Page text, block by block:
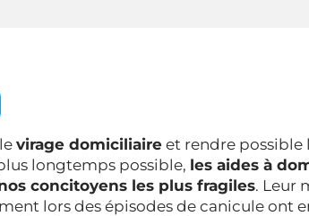
virage domiciliaire et rendre possible
longtemps possible, les aides à
concitoyens les plus fragiles. Leur
lors des épisodes de canicule ont